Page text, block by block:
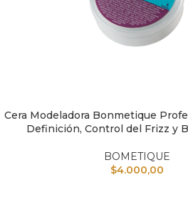
AÑADIR AL CARRITO
Cera Modeladora Bonmetique
Definición, Control del Frizz y
BOMETIQUE
$4.000,00